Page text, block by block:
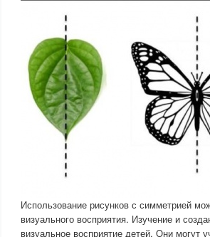
Использование рисунков с симметрией
визуального восприятия. Изучение и
визуальное восприятие детей. Они могут